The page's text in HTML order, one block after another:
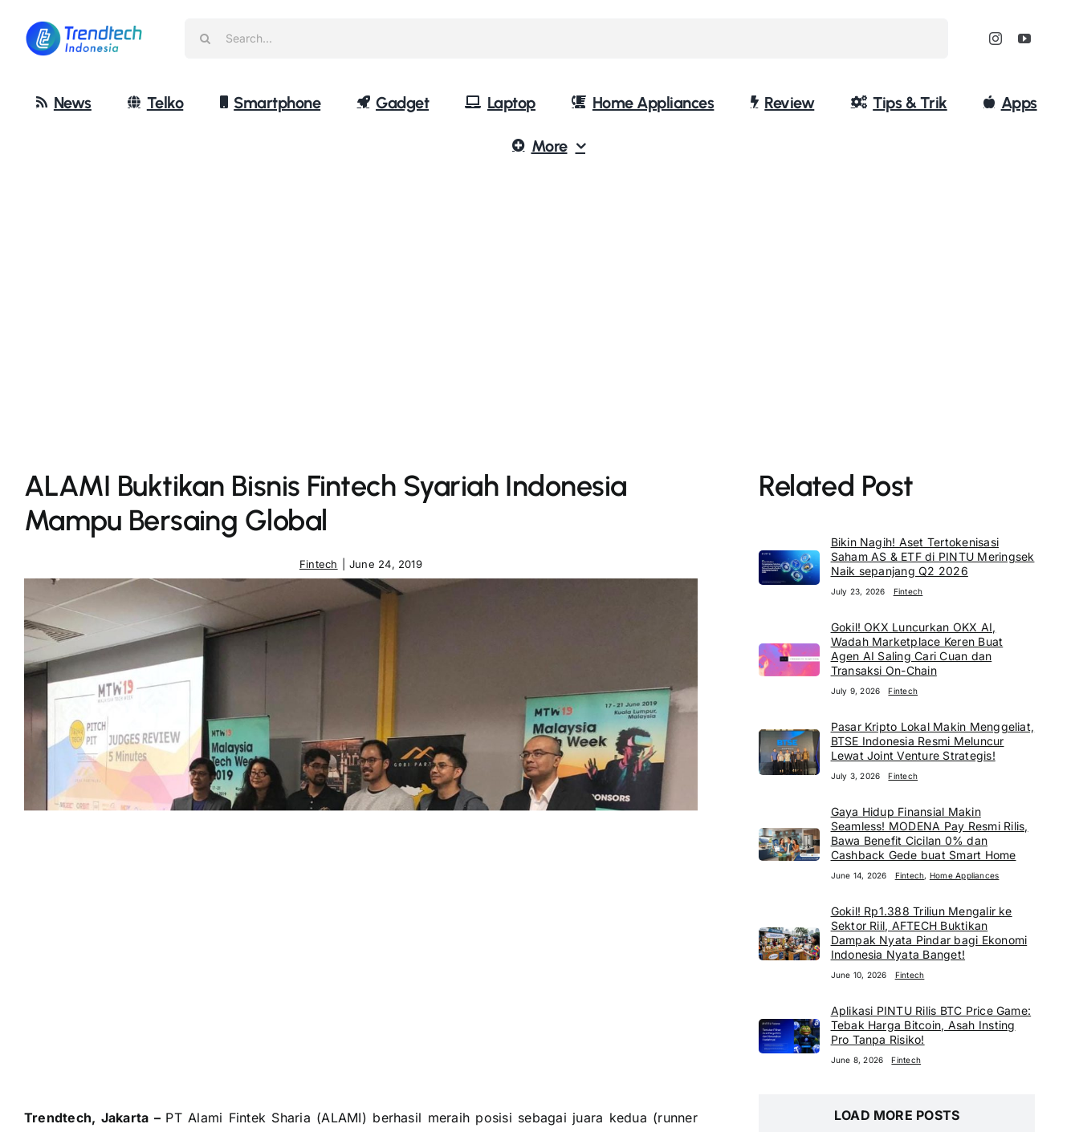
content
News Telko Smartphone Gadget Laptop Home Appliances Review Tips & Trik Apps
More
ALAMI Buktikan Bisnis Fintech Syariah Indonesia
Mampu Bersaing Global
Fintech June 24, 2019
Trendtech, Jakarta – PT Alami Fintek Sharia (ALAMI) berhasil meraih posisi sebagai juara kedua (runner
Related Post
Bikin Nagih! Aset Tertokenisasi
Saham AS & ETF di PINTU Meringsek
Naik sepanjang Q2 2026
July 23, 2026 Fintech
Gokil! OKX Luncurkan OKX AI,
Wadah Marketplace Keren Buat
Agen AI Saling Cari Cuan dan
Transaksi On-Chain
July 9, 2026 Fintech
Pasar Kripto Lokal Makin Menggeliat,
BTSE Indonesia Resmi Meluncur
Lewat Joint Venture Strategis!
July 3, 2026 Fintech
Gaya Hidup Finansial Makin
Seamless! MODENA Pay Resmi Rilis,
Bawa Benefit Cicilan 0% dan
Cashback Gede buat Smart Home
June 14, 2026 Fintech, Home Appliances
Gokil! Rp1.388 Triliun Mengalir ke
Sektor Riil, AFTECH Buktikan
Dampak Nyata Pindar bagi Ekonomi
Indonesia Nyata Banget!
June 10, 2026 Fintech
Aplikasi PINTU Rilis BTC Price Game:
Tebak Harga Bitcoin, Asah Insting
Pro Tanpa Risiko!
June 8, 2026 Fintech
LOAD MORE POSTS